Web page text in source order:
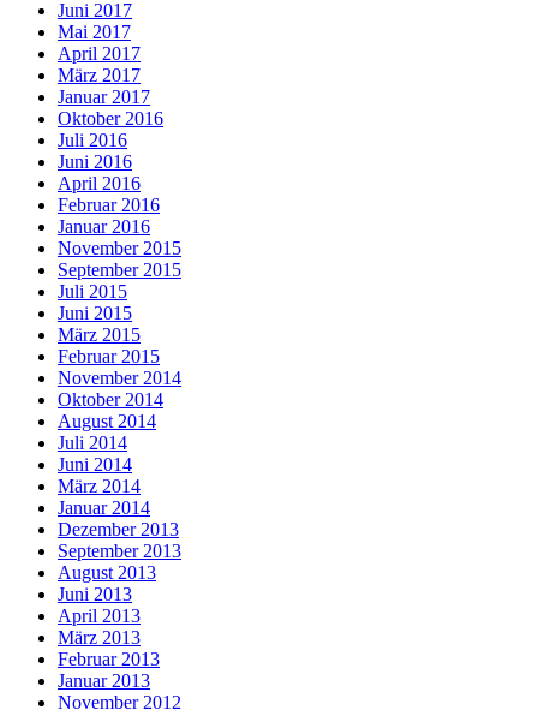
Juni 2017
Mai 2017
April 2017
März 2017
Januar 2017
Oktober 2016
Juli 2016
Juni 2016
April 2016
Februar 2016
Januar 2016
November 2015
September 2015
Juli 2015
Juni 2015
März 2015
Februar 2015
November 2014
Oktober 2014
August 2014
Juli 2014
Juni 2014
März 2014
Januar 2014
Dezember 2013
September 2013
August 2013
Juni 2013
April 2013
März 2013
Februar 2013
Januar 2013
November 2012